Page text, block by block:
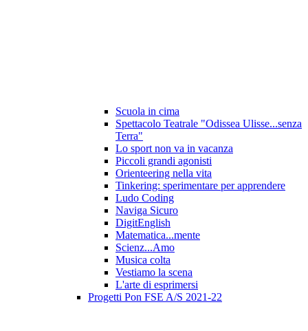
Scuola in cima
Spettacolo Teatrale "Odissea Ulisse...senza
Terra"
Lo sport non va in vacanza
Piccoli grandi agonisti
Orienteering nella vita
Tinkering: sperimentare per apprendere
Ludo Coding
Naviga Sicuro
DigitEnglish
Matematica...mente
Scienz...Amo
Musica colta
Vestiamo la scena
L'arte di esprimersi
Progetti Pon FSE A/S 2021-22